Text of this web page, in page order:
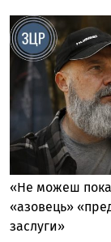
«Не можеш
«азовець»
заслуги»